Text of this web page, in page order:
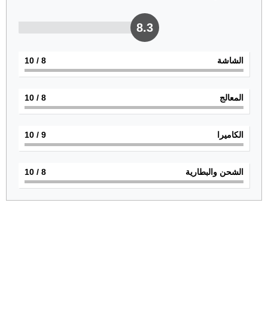
8.3
الشاشة 8
/ 10
المعالج 8
/ 10
الكاميرا 9
/ 10
الشحن والبطارية 8
/ 10